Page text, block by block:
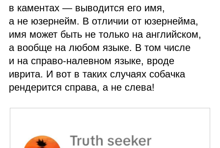
в каментах — выводится его имя,
а не юзернейм. В отличии от юзернейма,
имя может быть не только на английском,
а вообще на любом языке. В том числе
и на справо‑налевном языке, вроде
иврита. И вот в таких случаях собачка
рендерится справа, а не слева!